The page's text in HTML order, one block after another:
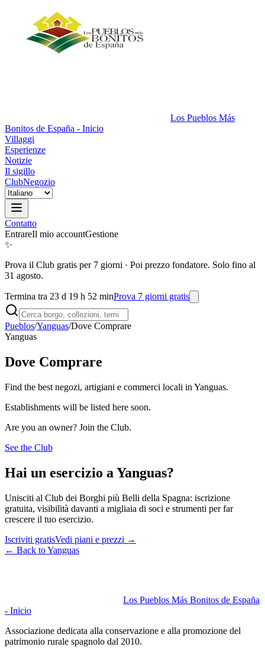
Los Pueblos Más
Bonitos de España - Inicio
Villaggi
Esperienze
Notizie
Il sigillo
ClubNegozio
Contatto
EntrareIl mio accountGestione
✨
Prova il Club gratis per 7 giorni · Poi prezzo fondatore. Solo fino al
31 agosto.
Termina tra 23 d 19 h 52 minProva 7 giorni gratis
Pueblos/Yanguas/Dove Comprare
Yanguas
Dove Comprare
Find the best negozi, artigiani e commerci locali in Yanguas.
Establishments will be listed here soon.
Are you an owner? Join the Club.
See the Club
Hai un esercizio a Yanguas?
Unisciti al Club dei Borghi più Belli della Spagna: iscrizione
gratuita, visibilità davanti a migliaia di soci e strumenti per far
crescere il tuo esercizio.
Iscriviti gratisVedi piani e prezzi →
← Back to Yanguas
Los Pueblos Más Bonitos de España
- Inicio
Associazione dedicata alla conservazione e alla promozione del
patrimonio rurale spagnolo dal 2010.